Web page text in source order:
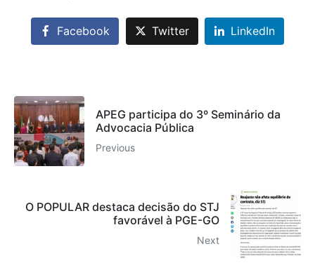
Facebook Twitter LinkedIn
APEG participa do 3º Seminário da
Advocacia Pública
Previous
O POPULAR destaca decisão do STJ
favorável à PGE-GO
Next